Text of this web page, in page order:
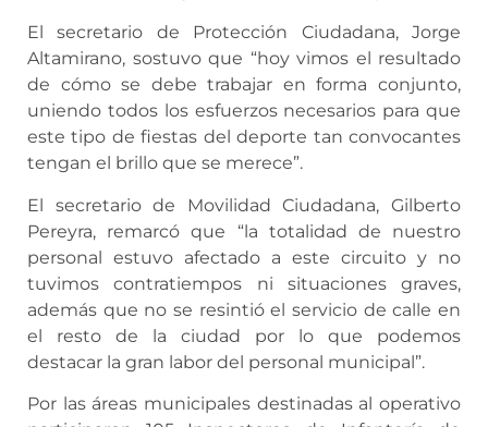
El secretario de Protección Ciudadana, Jorge
Altamirano, sostuvo que “hoy vimos el resultado
de cómo se debe trabajar en forma conjunto,
uniendo todos los esfuerzos necesarios para que
este tipo de fiestas del deporte tan convocantes
tengan el brillo que se merece”.
El secretario de Movilidad Ciudadana, Gilberto
Pereyra, remarcó que “la totalidad de nuestro
personal estuvo afectado a este circuito y no
tuvimos contratiempos ni situaciones graves,
además que no se resintió el servicio de calle en
el resto de la ciudad por lo que podemos
destacar la gran labor del personal municipal”.
Por las áreas municipales destinadas al operativo